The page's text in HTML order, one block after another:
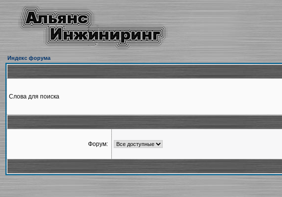
Индекс форума
Слова для поиска
Форум: